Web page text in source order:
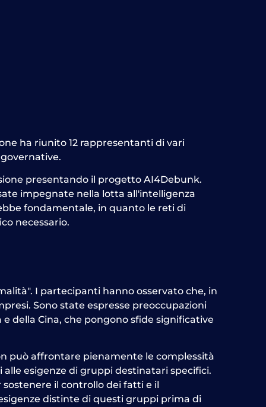
ha riunito 12 rappresentanti di vari
presentando il progetto AI4Debunk.
impegnate nella lotta all'intelligenza
fondamentale, in quanto le reti di
necessario.
I partecipanti hanno osservato che, in
Sono state espresse preoccupazioni
della Cina, che pongono sfide significative
può affrontare pienamente le complessità
esigenze di gruppi destinatari specifici.
il controllo dei fatti e il
distinte di questi gruppi prima di